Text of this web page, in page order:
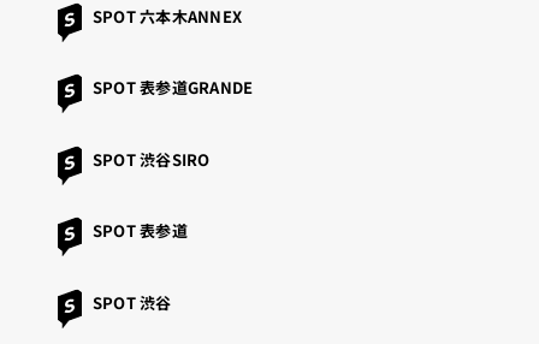
SPOT 六本木ANNEX
SPOT 表参道GRANDE
SPOT 渋谷SIRO
SPOT 表参道
SPOT 渋谷